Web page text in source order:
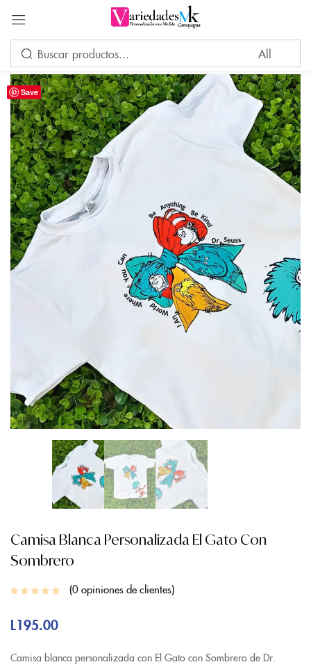
Save
Camisa Blanca Personalizada El Gato Con
Sombrero
0opiniones de clientes
L195.00
Camisa blanca personalizada con El Gato con Sombrero de Dr.
Acceder
Por favor, introduce una respuesta en dígitos:
3 × 5 =
Recuérdame ¿Ha perdido su contraseña?
INICIAR SESIÓN
CREAR UNA CUENTA